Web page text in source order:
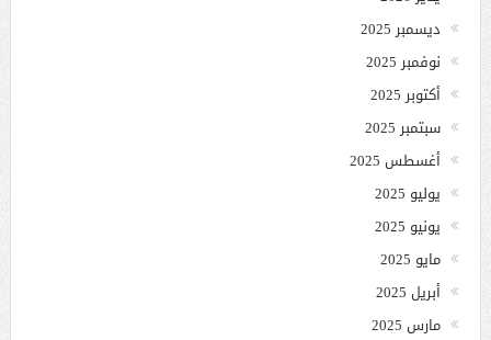
ديسمبر 2025
نوفمبر 2025
أكتوبر 2025
سبتمبر 2025
أغسطس 2025
يوليو 2025
يونيو 2025
مايو 2025
أبريل 2025
مارس 2025